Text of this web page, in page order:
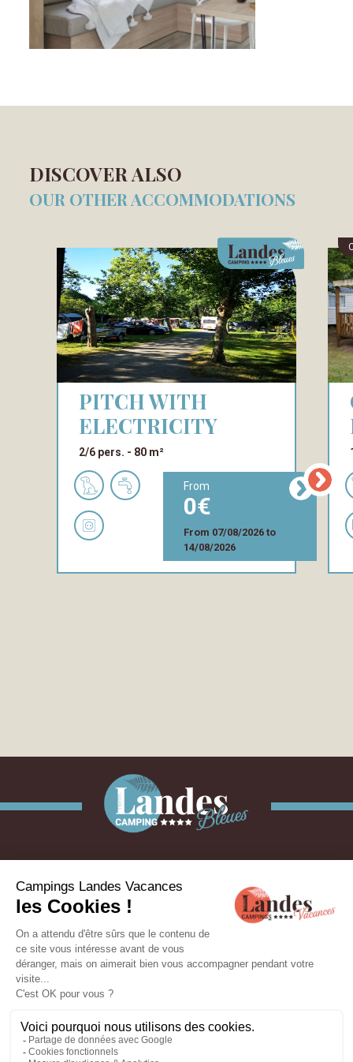
DISCOVER ALSO
OUR OTHER ACCOMMODATIONS
PITCH WITH
ELECTRICITY
2/6 pers. 80 m²
from
0
From 07/08/2026to
14/08/2026
05 58 09 01 42
40200 - Aureilhan - Landes
OUR STAY IDEAS